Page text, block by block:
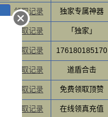
领取记录 独家专属神器
领取记录 「独家」
领取记录 176180185170
领取记录 道盾合击
领取记录 免费领取顶赞
领取记录 在线领真充值